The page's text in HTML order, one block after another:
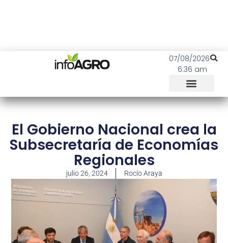
07/08/2026
6:36 am
El Gobierno Nacional crea la
Subsecretaría de Economías
Regionales
julio 26, 2024 Rocío Araya